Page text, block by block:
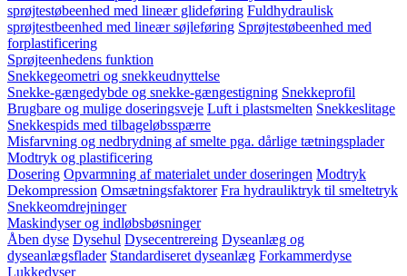
sprøjtestøbeenhed med lineær glideføring Fuldhydraulisk
sprøjtestbeenhed med lineær søjleføring Sprøjtestøbeenhed med
forplastificering
Sprøjteenhedens funktion
Snekkegeometri og snekkeudnyttelse
Snekke-gængedybde og snekke-gængestigning Snekkeprofil
Brugbare og mulige doseringsveje Luft i plastsmelten Snekkeslitage
Snekkespids med tilbageløbsspærre
Misfarvning og nedbrydning af smelte pga. dårlige tætningsplader
Modtryk og plastificering
Dosering Opvarmning af materialet under doseringen Modtryk
Dekompression Omsætningsfaktorer Fra hydrauliktryk til smeltetryk
Snekkeomdrejninger
Maskindyser og indløbsbøsninger
Åben dyse Dysehul Dysecentrereing Dyseanlæg og
dyseanlægsflader Standardiseret dyseanlæg Forkammerdyse
Lukkedyser